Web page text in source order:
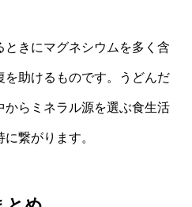
ときにマグネシウムを多く含
助けるものです。うどんだ
からミネラル源を選ぶ食生活
繋がります。